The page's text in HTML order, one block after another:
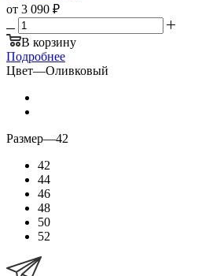
от 3 090 ₽
В корзину
Подробнее
Цвет—Оливковый
Размер—42
42
44
46
48
50
52